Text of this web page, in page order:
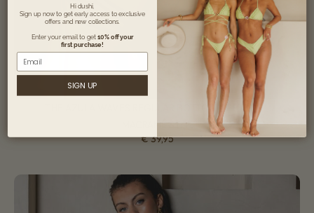
THE AZULA WAVES REGULAR BOTTOM – PETROL –
MACRAMÉ STIJL
€39,95
Hi dushi,
Sign up now to get early access to exclusive
offers and new collections.
Enter your email to get10% off your
first purchase!
Email
SIGN UP